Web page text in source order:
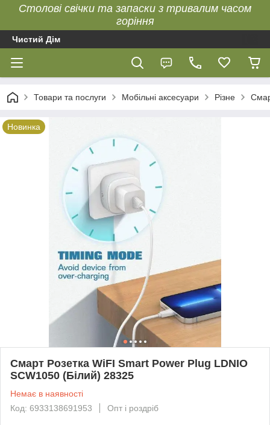
Столові свічки та запаски з тривалим часом
горіння
Чистий Дім
Товари та послуги Мобільні аксесуари Різне
Новинка
Смарт Розетка WiFI Smart Power Plug LDNIO
SCW1050 (Білий) 28325
Немає в наявності
Код: 6933138691953
Опт і роздріб